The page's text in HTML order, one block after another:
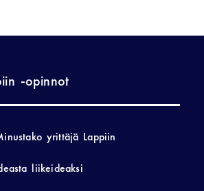
-opinnot
yrittäjä Lappiin
liikeideaksi